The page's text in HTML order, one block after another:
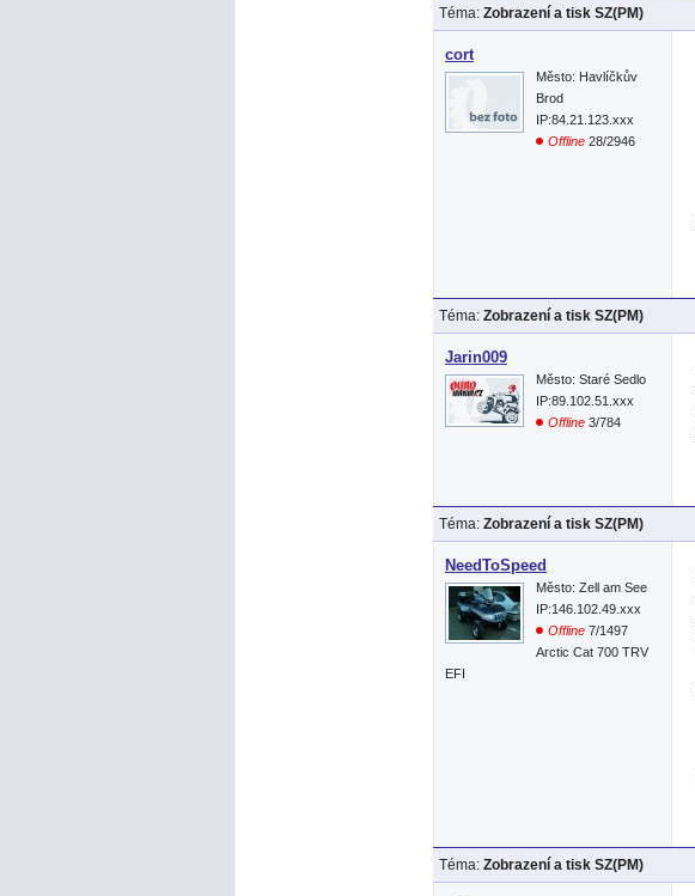
Téma: Zobrazení a tisk SZ(PM)
cort
Město: Havlíčkův
Brod
IP:84.21.123.xxx
Offline 28/2946
Téma: Zobrazení a tisk SZ(PM)
Jarin009
Město: Staré Sedlo
IP:89.102.51.xxx
Offline 3/784
Téma: Zobrazení a tisk SZ(PM)
NeedToSpeed
Město: Zell am See
IP:146.102.49.xxx
Offline 7/1497
Arctic Cat 700 TRV
EFI
Téma: Zobrazení a tisk SZ(PM)